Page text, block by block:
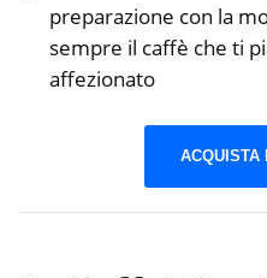
preparazione con la
sempre il caffè che ti
affezionato
ACQUISTA